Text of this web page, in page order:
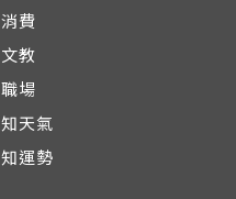
消費
文教
職場
知天氣
知運勢